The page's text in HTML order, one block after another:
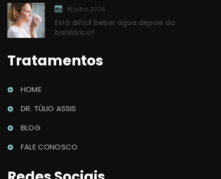
16 julho, 2026
Está difícil beber água depois da
bariátrica?
Tratamento
HOME
DR. TÚLIO ASSIS
BLOG
FALE CONOSCO